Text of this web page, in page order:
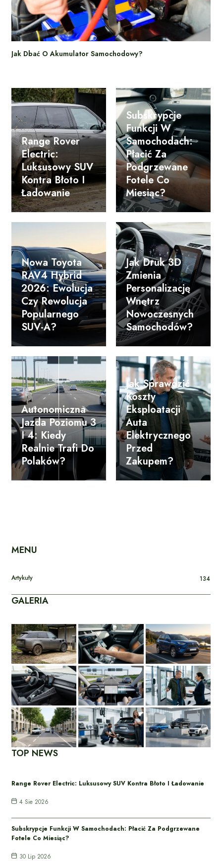
Jak Dbać O Akumulator Samochodowy?
Range Rover
Electric:
Luksusowy SUV
Kontra Błoto I
Ładowanie
Subskrypcje
Funkcji W
Samochodach:
Płacić Za
Podgrzewane
Fotele Co
Miesiąc?
Nowa Toyota
RAV4 Hybrid
2026: Ewolucja
Czy Rewolucja
Popularnego
SUV-A?
Jak Druk 3D
Zmienia
Personalizację
Wnętrz
Nowoczesnych
Samochodów?
Autonomiczna
Jazda Poziomu 3
I 4: Kiedy
Realnie Trafi Do
Polaków?
Jak Sprawdzić
Koszty
Eksploatacji
Auta
Elektrycznego
Przed
Zakupem?
MENU
Artykuły 134
GALERIA
TOP NEWS
Range Rover Electric: Luksusowy SUV Kontra Błoto I Ładowanie
4 Sie 2026
Subskrypcje Funkcji W Samochodach: Płacić Za Podgrzewane
Fotele Co Miesiąc?
30 Lip 2026